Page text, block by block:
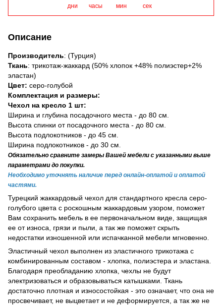
дни часы мин сек
Описание
Производитель: (Турция)
Ткань: трикотаж-жаккард (50% хлопок +48% полиэстер+2%
эластан)
Цвет: серо-голубой
Комплектация и размеры:
Чехол на кресло 1 шт:
Ширина и глубина посадочного места - до 80 см.
Высота спинки от посадочного места - до 80 см.
Высота подлокотников - до 45 см.
Ширина подлокотников - до 30 см.
Обязательно сравните замеры Вашей мебели с указанными выше
параметрами до покупки.
Необходимо уточнять наличие перед онлайн-оплатой и оплатой
частями.
Турецкий жаккардовый чехол для стандартного кресла серо-
голубого цвета с роскошным жаккардовым узором, поможет
Вам сохранить мебель в ее первоначальном виде, защищая
ее от износа, грязи и пыли, а так же поможет скрыть
недостатки изношенной или испачканной мебели мгновенно.
Эластичный чехол выполнен из эластичного трикотажа с
комбинированным составом - хлопка, полиэстера и эластана.
Благодаря преобладанию хлопка, чехлы не будут
электризоваться и образовываться катышками. Ткань
достаточно плотная и износостойкая - это означает, что она не
просвечивает, не выцветает и не деформируется, а так же не